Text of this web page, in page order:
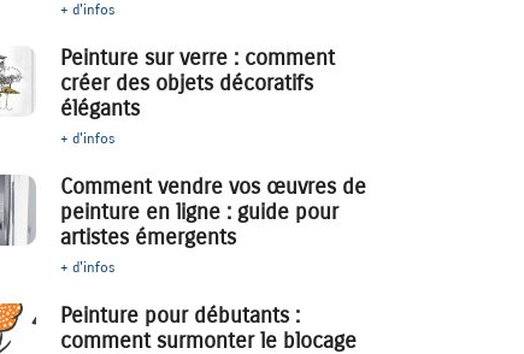
+ d'infos
Peinture sur verre : comment
créer des objets décoratifs
élégants
+ d'infos
Comment vendre vos œuvres de
peinture en ligne : guide pour
artistes émergents
+ d'infos
Peinture pour débutants :
comment surmonter le blocage